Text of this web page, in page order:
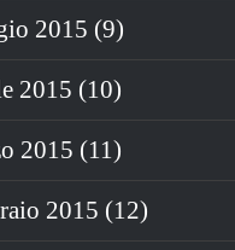
2015 (9)
2015 (10)
2015 (11)
2015 (12)